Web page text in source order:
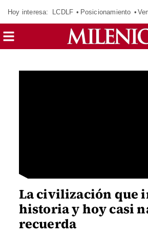
Hoy interesa: LCDLF Posicionamiento
La civilización que
historia y hoy casi
recuerda